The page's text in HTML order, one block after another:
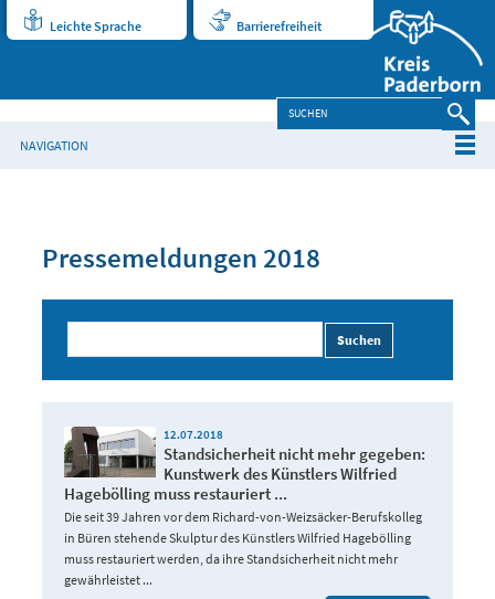
Leichte Sprache Barrierefreiheit
NAVIGATION
Pressemeldungen 2018
Suchen
12.07.2018
Standsicherheit nicht mehr gegeben:
Kunstwerk des Künstlers Wilfried
Hagebölling muss restauriert ...
Die seit 39 Jahren vor dem Richard-von-Weizsäcker-Berufskolleg
in Büren stehende Skulptur des Künstlers Wilfried Hagebölling
muss restauriert werden, da ihre Standsicherheit nicht mehr
gewährleistet ...